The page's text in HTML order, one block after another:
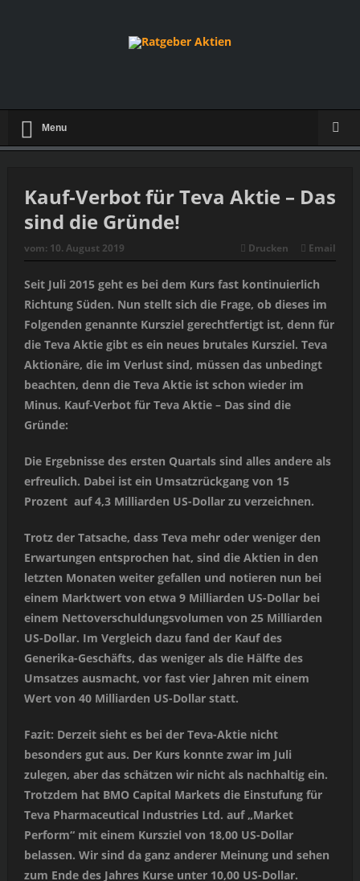
Menu
Kauf-Verbot für Teva Aktie – Das
sind die Gründe!
vom: 10. August 2019 Drucken Email
Seit Juli 2015 geht es bei dem Kurs fast kontinuierlich
Richtung Süden. Nun stellt sich die Frage, ob dieses im
Folgenden genannte Kursziel gerechtfertigt ist, denn für
die Teva Aktie gibt es ein neues brutales Kursziel. Teva
Aktionäre, die im Verlust sind, müssen das unbedingt
beachten, denn die Teva Aktie ist schon wieder im
Minus. Kauf-Verbot für Teva Aktie – Das sind die
Gründe:
Die Ergebnisse des ersten Quartals sind alles andere als
erfreulich. Dabei ist ein Umsatzrückgang von 15
Prozent auf 4,3 Milliarden US-Dollar zu verzeichnen.
Trotz der Tatsache, dass Teva mehr oder weniger den
Erwartungen entsprochen hat, sind die Aktien in den
letzten Monaten weiter gefallen und notieren nun bei
einem Marktwert von etwa 9 Milliarden US-Dollar bei
einem Nettoverschuldungsvolumen von 25 Milliarden
US-Dollar. Im Vergleich dazu fand der Kauf des
Generika-Geschäfts, das weniger als die Hälfte des
Umsatzes ausmacht, vor fast vier Jahren mit einem
Wert von 40 Milliarden US-Dollar statt.
Fazit: Derzeit sieht es bei der Teva-Aktie nicht
besonders gut aus. Der Kurs konnte zwar im Juli
zulegen, aber das schätzen wir nicht als nachhaltig ein.
Trotzdem hat BMO Capital Markets die Einstufung für
Teva Pharmaceutical Industries Ltd. auf „Market
Perform“ mit einem Kursziel von 18,00 US-Dollar
belassen. Wir sind da ganz anderer Meinung und sehen
zum Ende des Jahres Kurse unter 10,00 US-Dollar.